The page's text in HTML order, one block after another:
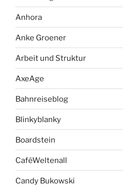
Anhora
Anke Groener
Arbeit und Struktur
AxeAge
Bahnreiseblog
Blinkyblanky
Boardstein
CaféWeltenall
Candy Bukowski